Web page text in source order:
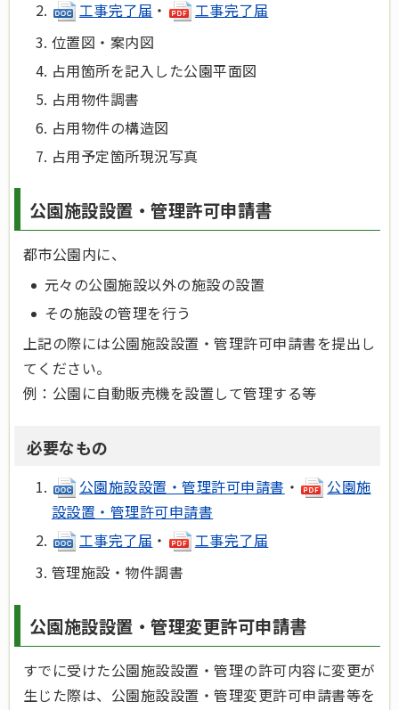
工事完了届 ・
工事完了届
位置図・案内図
占用箇所を記入した公園平面図
占用物件調書
占用物件の構造図
占用予定箇所現況写真
公園施設設置・管理許可申請書
都市公園内に、
元々の公園施設以外の施設の設置
その施設の管理を行う
上記の際には公園施設設置・管理許可申請書を提出し
てください。
例：公園に自動販売機を設置して管理する等
必要なもの
公園施設設置・管理許可申請書 ・
公園施
設設置・管理許可申請書
工事完了届 ・
工事完了届
管理施設・物件調書
公園施設設置・管理変更許可申請書
すでに受けた公園施設設置・管理の許可内容に変更が
生じた際は、公園施設設置・管理変更許可申請書等を